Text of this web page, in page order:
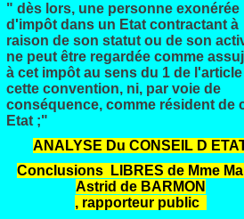
" dès lors, une personne exonérée
d'impôt dans un Etat contractant à
raison de son statut ou de son
ne peut être regardée comme
à cet impôt au sens du 1 de l'article
cette convention, ni, par voie de
conséquence, comme résident de
Etat ;"
ANALYSE Du CONSEIL D
Conclusions LIBRES de Mme
Astrid de BARMON
, rapporteur public